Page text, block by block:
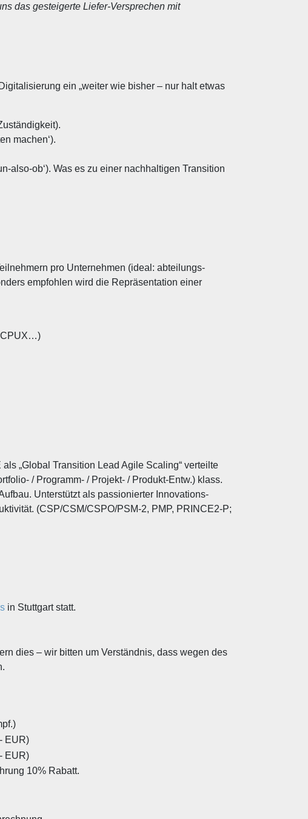
das gesteigerte Liefer-Versprechen mit
ein „weiter wie bisher – nur halt etwas
machen‘).
also-ob‘). Was es zu einer nachhaltigen Transition
pro Unternehmen (ideal: abteilungs-
empfohlen wird die Repräsentation einer
CPUX…)
„Global Transition Lead Agile Scaling“ verteilte
/ Programm- / Projekt- / Produkt-Entw.) klass.
Unterstützt als passionierter Innovations-
(CSP/CSM/CSPO/PSM-2, PMP, PRINCE2-P;
in Stuttgart statt.
dies – wir bitten um Verständnis, dass wegen des
EUR)
EUR)
10% Rabatt.